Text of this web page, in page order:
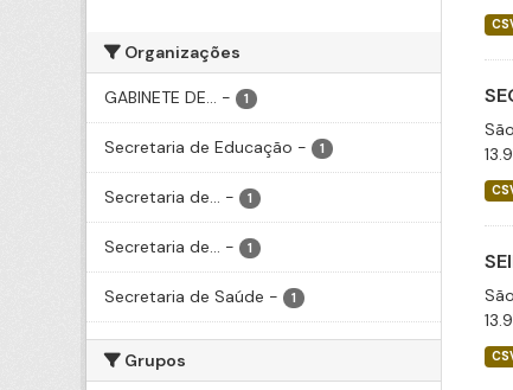
Organizações
GABINETE DE... - 1
Secretaria de Educação - 1
Secretaria de... - 1
Secretaria de... - 1
Secretaria de Saúde - 1
Grupos